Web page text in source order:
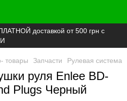
доставкой от 500 грн с
товары Запчасти Рулевая система
руля Enlee BD-
Plugs Черный